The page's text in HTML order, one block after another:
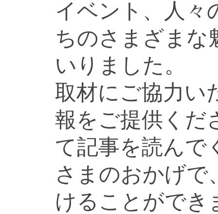
イベント、人々
ちのさまざまな
いりました。
取材にご協力い
報をご提供くだ
て記事を読んで
さまのおかげで
けることができ